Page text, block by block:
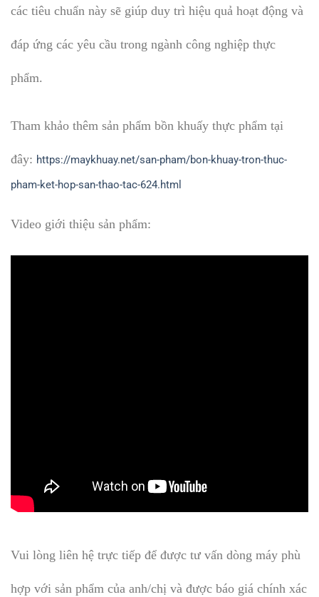
các tiêu chuẩn này sẽ giúp duy trì hiệu quả hoạt động và
đáp ứng các yêu cầu trong ngành công nghiệp thực
phẩm.
Tham khảo thêm sản phẩm bồn khuấy thực phẩm tại
đây: https://maykhuay.net/san-pham/bon-khuay-tron-thuc-
pham-ket-hop-san-thao-tac-624.html
Video giới thiệu sản phẩm:
Vui lòng liên hệ trực tiếp để được tư vấn dòng máy phù
hợp với sản phẩm của anh/chị và được báo giá chính xác